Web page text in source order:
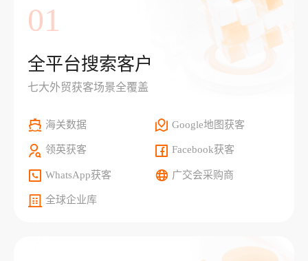
01
全平台搜索客户
七大外贸获客场景全覆盖
海关数据 Google地图获客
领英获客 Facebook获客
WhatsApp获客 广交会采购商
全球企业库